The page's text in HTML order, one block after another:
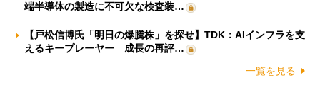
端半導体の製造に不可欠な検査装…
【戸松信博氏「明日の爆騰株」を探せ】TDK：AIインフラを支
えるキープレーヤー 成長の再評…
一覧を見る